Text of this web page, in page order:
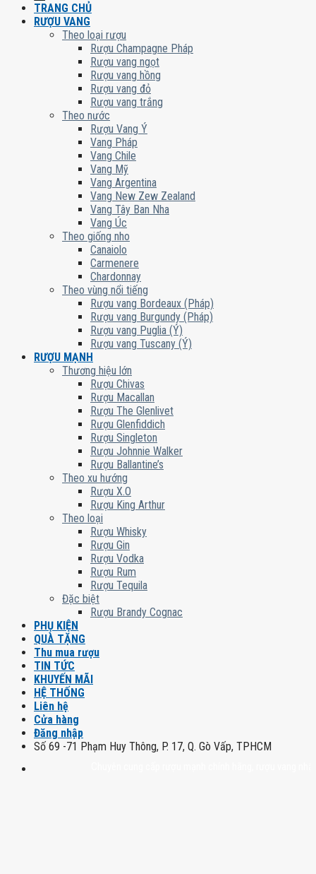
TRANG CHỦ
RƯỢU VANG
Theo loại rượu
Rượu Champagne Pháp
Rượu vang ngọt
Rượu vang hồng
Rượu vang đỏ
Rượu vang trắng
Theo nước
Rượu Vang Ý
Vang Pháp
Vang Chile
Vang Mỹ
Vang Argentina
Vang New Zew Zealand
Vang Tây Ban Nha
Vang Úc
Theo giống nho
Canaiolo
Carmenere
Chardonnay
Theo vùng nổi tiếng
Rượu vang Bordeaux (Pháp)
Rượu vang Burgundy (Pháp)
Rượu vang Puglia (Ý)
Rượu vang Tuscany (Ý)
RƯỢU MẠNH
Thương hiệu lớn
Rượu Chivas
Rượu Macallan
Rượu The Glenlivet
Rượu Glenfiddich
Rượu Singleton
Rượu Johnnie Walker
Rượu Ballantine’s
Theo xu hướng
Rượu X.O
Rượu King Arthur
Theo loại
Rượu Whisky
Rượu Gin
Rượu Vodka
Rượu Rum
Rượu Tequila
Đặc biệt
Rượu Brandy Cognac
PHỤ KIỆN
QUÀ TẶNG
Thu mua rượu
TIN TỨC
KHUYẾN MÃI
HỆ THỐNG
Liên hệ
Cửa hàng
Đăng nhập
Số 69 -71 Phạm Huy Thông, P. 17, Q. Gò Vấp, TPHCM